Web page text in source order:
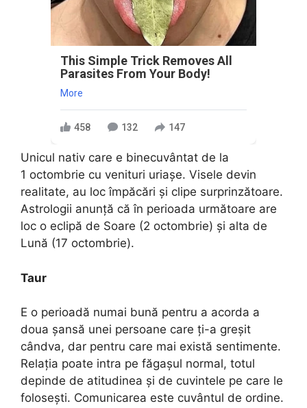
This Simple Trick Removes All
Parasites From Your Body!
More
458 132 147
Unicul nativ care e binecuvântat de la
1 octombrie cu venituri uriașe. Visele devin
realitate, au loc împăcări și clipe surprinzătoare.
Astrologii anunță că în perioada următoare are
loc o eclipă de Soare (2 octombrie) și alta de
Lună (17 octombrie).
Taur
E o perioadă numai bună pentru a acorda a
doua șansă unei persoane care ți-a greșit
cândva, dar pentru care mai există sentimente.
Relația poate intra pe făgașul normal, totul
depinde de atitudinea și de cuvintele pe care le
folosești. Comunicarea este cuvântul de ordine.